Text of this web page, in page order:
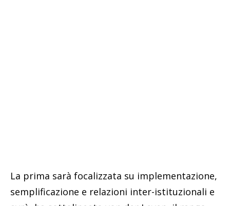
La prima sarà focalizzata su implementazione,
semplificazione e relazioni inter-istituzionali e